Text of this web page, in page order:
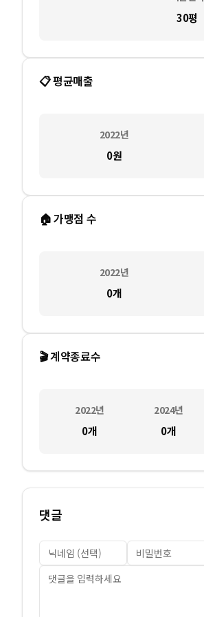
30평
📋 평균매출
2022년
0원
🏠 가맹점 수
2022년
0개
🎬 계약종료수
2022년 2024년
0개 0개
댓글